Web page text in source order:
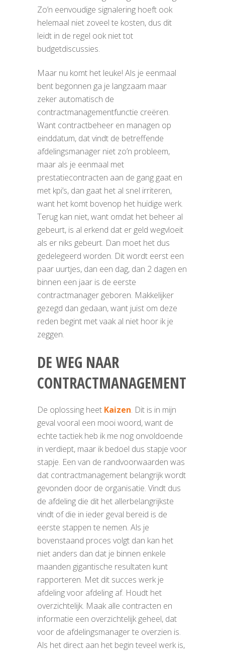
Zo’n eenvoudige signalering hoeft ook
helemaal niet zoveel te kosten, dus dit
leidt in de regel ook niet tot
budgetdiscussies.
Maar nu komt het leuke! Als je eenmaal
bent begonnen ga je langzaam maar
zeker automatisch de
contractmanagementfunctie creëren.
Want contractbeheer en managen op
einddatum, dat vindt de betreffende
afdelingsmanager niet zo’n probleem,
maar als je eenmaal met
prestatiecontracten aan de gang gaat en
met kpi’s, dan gaat het al snel irriteren,
want het komt bovenop het huidige werk.
Terug kan niet, want omdat het beheer al
gebeurt, is al erkend dat er geld wegvloeit
als er niks gebeurt. Dan moet het dus
gedelegeerd worden. Dit wordt eerst een
paar uurtjes, dan een dag, dan 2 dagen en
binnen een jaar is de eerste
contractmanager geboren. Makkelijker
gezegd dan gedaan, want juist om deze
reden begint met vaak al niet hoor ik je
zeggen.
DE WEG NAAR
CONTRACTMANAGEMENT
De oplossing heet Kaizen. Dit is in mijn
geval vooral een mooi woord, want de
echte tactiek heb ik me nog onvoldoende
in verdiept, maar ik bedoel dus stapje voor
stapje. Een van de randvoorwaarden was
dat contractmanagement belangrijk wordt
gevonden door de organisatie. Vindt dus
de afdeling die dit het allerbelangrijkste
vindt of die in ieder geval bereid is de
eerste stappen te nemen. Als je
bovenstaand proces volgt dan kan het
niet anders dan dat je binnen enkele
maanden gigantische resultaten kunt
rapporteren. Met dit succes werk je
afdeling voor afdeling af. Houdt het
overzichtelijk. Maak alle contracten en
informatie een overzichtelijk geheel, dat
voor de afdelingsmanager te overzien is.
Als het direct aan het begin teveel werk is,